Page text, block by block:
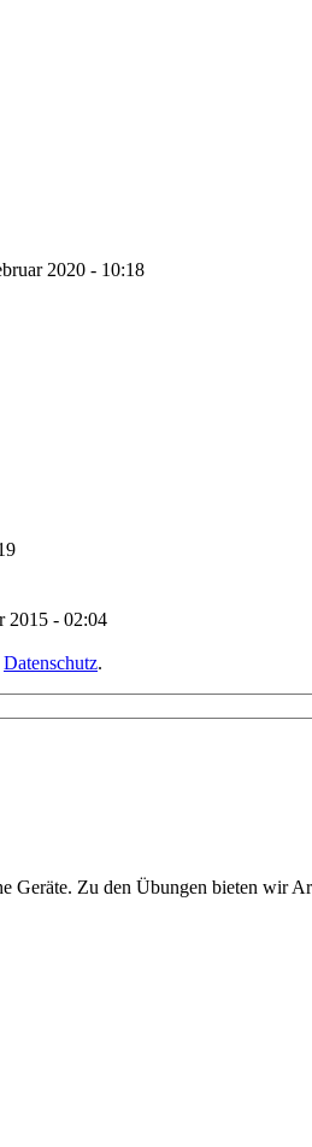
2020 - 10:18
2015 - 02:04
Datenschutz.
Geräte. Zu den Übungen bieten wir